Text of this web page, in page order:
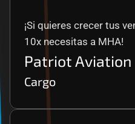
¡Si quieres crecer tus
10x necesitas a MHA!
Patriot Aviation
Cargo